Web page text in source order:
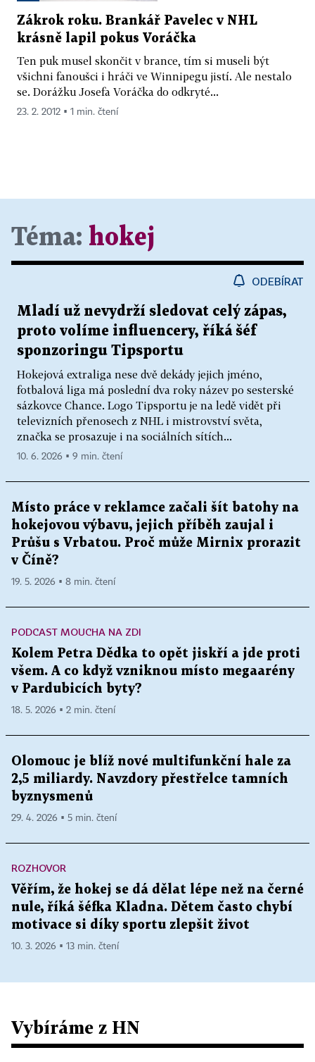
Zákrok roku. Brankář Pavelec v NHL
krásně lapil pokus Voráčka
Ten puk musel skončit v brance, tím si museli být
všichni fanoušci i hráči ve Winnipegu jistí. Ale nestalo
se. Dorážku Josefa Voráčka do odkryté...
23. 2. 2012 ▪ 1 min. čtení
Téma: hokej
ODEBÍRAT
Mladí už nevydrží sledovat celý zápas,
proto volíme influencery, říká šéf
sponzoringu Tipsportu
Hokejová extraliga nese dvě dekády jejich jméno,
fotbalová liga má poslední dva roky název po sesterské
sázkovce Chance. Logo Tipsportu je na ledě vidět při
televizních přenosech z NHL i mistrovství světa,
značka se prosazuje i na sociálních sítích...
10. 6. 2026 ▪ 9 min. čtení
Místo práce v reklamce začali šít batohy na
hokejovou výbavu, jejich příběh zaujal i
Průšu s Vrbatou. Proč může Mirnix prorazit
v Číně?
19. 5. 2026 ▪ 8 min. čtení
PODCAST MOUCHA NA ZDI
Kolem Petra Dědka to opět jiskří a jde proti
všem. A co když vzniknou místo megaarény
v Pardubicích byty?
18. 5. 2026 ▪ 2 min. čtení
Olomouc je blíž nové multifunkční hale za
2,5 miliardy. Navzdory přestřelce tamních
byznysmenů
29. 4. 2026 ▪ 5 min. čtení
ROZHOVOR
Věřím, že hokej se dá dělat lépe než na černé
nule, říká šéfka Kladna. Dětem často chybí
motivace si díky sportu zlepšit život
10. 3. 2026 ▪ 13 min. čtení
Vybíráme z HN